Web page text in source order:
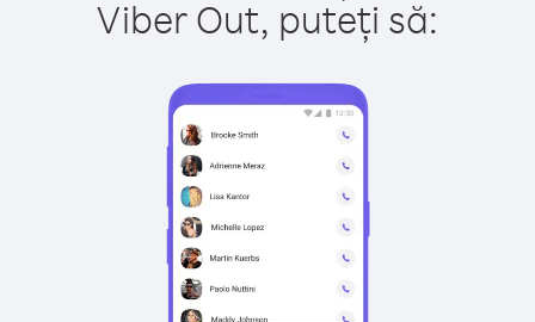
Viber Out, puteți să: